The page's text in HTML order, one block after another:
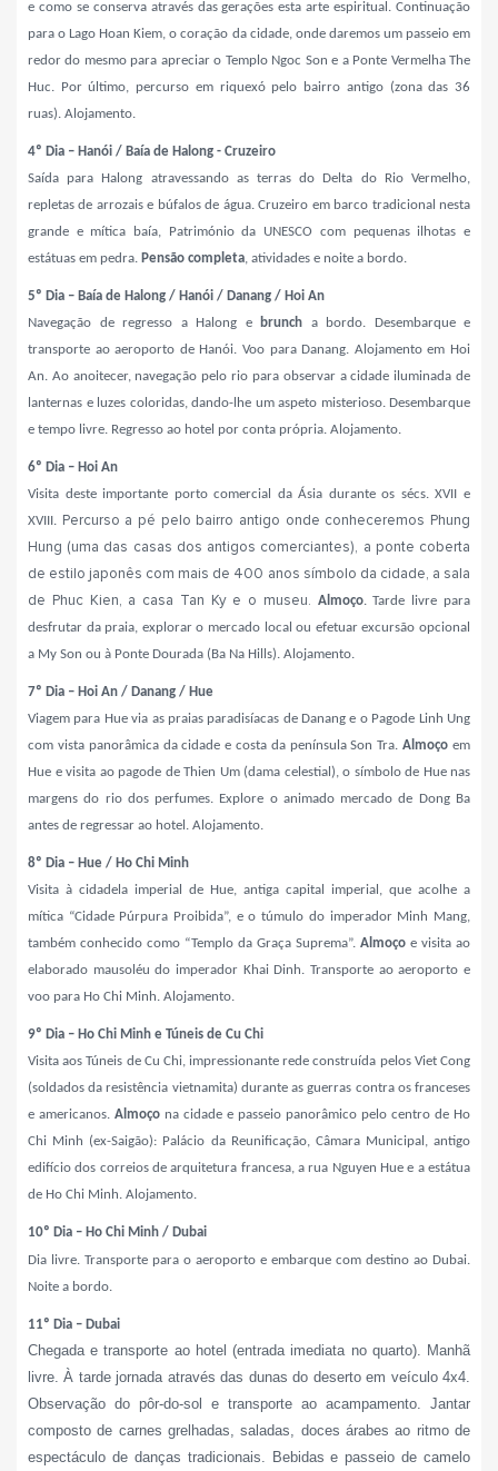
e como se conserva através das gerações esta arte espiritual. Continuação
para o Lago Hoan Kiem, o coração da cidade, onde daremos um passeio em
redor do mesmo para apreciar o Templo Ngoc Son e a Ponte Vermelha The
Huc. Por último, percurso em riquexó pelo bairro antigo (zona das 36
ruas). Alojamento.
4º Dia – Hanói / Baía de Halong - Cruzeiro
Saída para Halong atravessando as terras do Delta do Rio Vermelho,
repletas de arrozais e búfalos de água. Cruzeiro em barco tradicional nesta
grande e mítica baía, Património da UNESCO com pequenas ilhotas e
estátuas em pedra. Pensão completa, atividades e noite a bordo.
5º Dia – Baía de Halong / Hanói / Danang / Hoi An
Navegação de regresso a Halong e
brunch a bordo. Desembarque e
transporte ao aeroporto de Hanói. Voo para Danang. Alojamento em Hoi
An. Ao anoitecer, navegação pelo rio para observar a cidade iluminada de
lanternas e luzes coloridas, dando-lhe um aspeto misterioso. Desembarque
e tempo livre. Regresso ao hotel por conta própria. Alojamento.
6º Dia – Hoi An
Visita deste importante porto comercial da Ásia durante os sécs. XVII e
XVIII. Percurso a pé pelo bairro antigo onde conheceremos Phung
Hung (uma das casas dos antigos comerciantes), a ponte coberta
de estilo japonês com mais de 400 anos símbolo da cidade, a sala
de Phuc Kien, a casa Tan Ky e o museu. Almoço.Tarde livre para
desfrutar da praia, explorar o mercado local ou efetuar excursão opcional
a My Son ou à Ponte Dourada (Ba Na Hills). Alojamento.
7º Dia – Hoi An / Danang / Hue
Viagem para Hue via as praias paradisíacas de Danang e o Pagode Linh Ung
com vista panorâmica da cidade e costa da península Son Tra.Almoço em
Hue e visita ao pagode de Thien Um (dama celestial), o símbolo de Hue nas
margens do rio dos perfumes. Explore o animado mercado de Dong Ba
antes de regressar ao hotel. Alojamento.
8º Dia – Hue / Ho Chi Minh
Visita à cidadela imperial de Hue, antiga capital imperial, que acolhe a
mítica “Cidade Púrpura Proibida”, e o túmulo do imperador Minh Mang,
também conhecido como “Templo da Graça Suprema”. Almoço e visita ao
elaborado mausoléu do imperador Khai Dinh. Transporte ao aeroporto e
voo para Ho Chi Minh. Alojamento.
9º Dia – Ho Chi Minh e Túneis de Cu Chi
Visita aos Túneis de Cu Chi, impressionante rede construída pelos Viet Cong
(soldados da resistência vietnamita) durante as guerras contra os franceses
e americanos. Almoço na cidade e passeio panorâmico pelo centro de Ho
Chi Minh (ex-Saigão): Palácio da Reunificação, Câmara Municipal, antigo
edifício dos correios de arquitetura francesa, a rua Nguyen Hue e a estátua
de Ho Chi Minh. Alojamento.
10º Dia – Ho Chi Minh / Dubai
Dia livre. Transporte para o aeroporto e embarque com destino ao Dubai.
Noite a bordo.
11º Dia – Dubai
Chegada e transporte ao hotel (entrada imediata no quarto). Manhã
livre. À tarde jornada através das dunas do deserto em veículo 4x4.
Observação do pôr-do-sol e transporte ao acampamento. Jantar
composto de carnes grelhadas, saladas, doces árabes ao ritmo de
espectáculo de danças tradicionais. Bebidas e passeio de camelo